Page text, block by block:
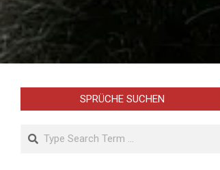
SPRÜCHE SUCHEN
Search